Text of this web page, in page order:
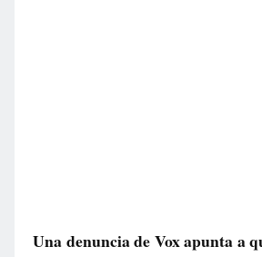
Una denuncia de Vox apunta a